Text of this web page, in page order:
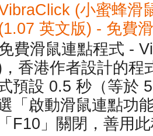
(小蜜蜂滑
英文版) - 免費
費滑鼠連點程式 -
香港作者設計的程
預設 0.5 秒（等於
「啟動滑鼠連點功
F10」關閉，善用